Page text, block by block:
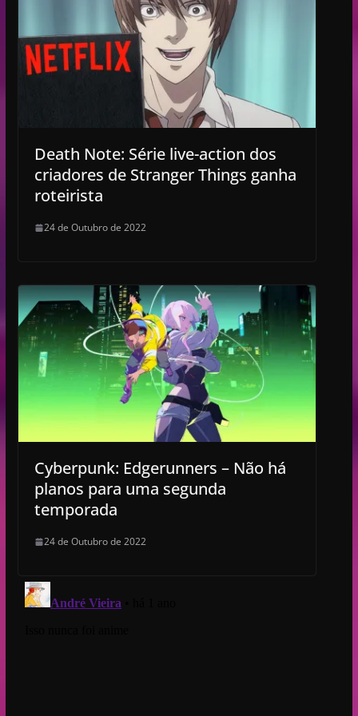
Death Note: Série live-action dos
criadores de Stranger Things ganha
roteirista
24 de Outubro de 2022
Cyberpunk: Edgerunners – Não há
planos para uma segunda
temporada
24 de Outubro de 2022